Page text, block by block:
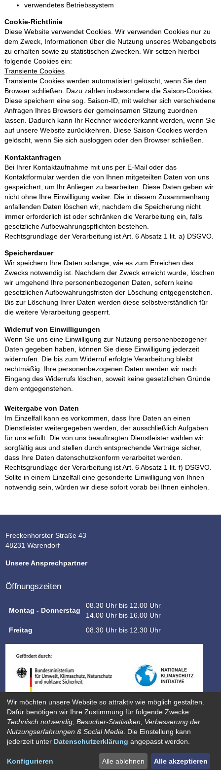
verwendetes Betriebssystem
Cookie‐Richtlinie
Diese Website verwendet Cookies. Wir verwenden Cookies nur zu
dem Zweck, Informationen über die Nutzung unseres Webangebots
zu erhalten sowie zu statistischen Zwecken. Wir setzen hierbei
folgende Cookies ein:
Transiente Cookies
Transiente Cookies werden automatisiert gelöscht, wenn Sie den
Browser schließen. Dazu zählen insbesondere die Saison‐Cookies.
Diese speichern eine sog. Saison‐ID, mit welcher sich verschiedene
Anfragen Ihres Browsers der gemeinsamen Sitzung zuordnen
lassen. Dadurch kann Ihr Rechner wiedererkannt werden, wenn Sie
auf unsere Website zurückkehren. Diese Saison‐Cookies werden
gelöscht, wenn Sie sich ausloggen oder den Browser schließen.
Kontaktanfragen
Bei Ihrer Kontaktaufnahme mit uns per E‐Mail oder das
Kontaktformular werden die von Ihnen mitgeteilten Daten von uns
gespeichert, um Ihr Anliegen zu bearbeiten. Diese Daten geben wir
nicht ohne Ihre Einwilligung weiter. Die in diesem Zusammenhang
anfallenden Daten löschen wir, nachdem die Speicherung nicht
immer erforderlich ist oder schränken die Verarbeitung ein, falls
gesetzliche Aufbewahrungspflichten bestehen.
Rechtsgrundlage der Verarbeitung ist Art. 6 Absatz 1 lit. a) DSGVO.
Speicherdauer
Wir speichern Ihre Daten solange, wie es zum Erreichen des
Zwecks notwendig ist. Nachdem der Zweck erreicht wurde, löschen
wir umgehend Ihre personenbezogenen Daten, sofern keine
gesetzlichen Aufbewahrungsfristen der Löschung entgegenstehen.
Bis zur Löschung Ihrer Daten werden diese selbstverständlich für
die weitere Verarbeitung gesperrt.
Widerruf von Einwilligungen
Wenn Sie uns eine Einwilligung zur Nutzung personenbezogener
Daten gegeben haben, können Sie diese Einwilligung jederzeit
widerrufen. Die bis zum Widerruf erfolgte Verarbeitung bleibt
rechtmäßig. Ihre personenbezogenen Daten werden wir nach
Eingang des Widerrufs löschen, soweit keine gesetzlichen Gründe
dem entgegenstehen.
Weitergabe von Daten
Im Einzelfall kann es vorkommen, dass Ihre Daten an einen
Dienstleister weitergegeben werden, der ausschließlich Aufgaben
für uns erfüllt. Die von uns beauftragten Dienstleister wählen wir
sorgfältig aus und stellen durch entsprechende Verträge sicher,
dass Ihre Daten datenschutzkonform verarbeitet werden.
Rechtsgrundlage der Verarbeitung ist Art. 6 Absatz 1 lit. f) DSGVO.
Sollte in einem Einzelfall eine gesonderte Einwilligung von Ihnen
notwendig sein, würden wir diese sofort vorab bei Ihnen einholen.
Freckenhorster Straße 43
48231 Warendorf
Unsere Ansprechpartner
Öffnungszeiten
Montag - Donnerstag
08.30 Uhr bis 12.00 Uhr
14.00 Uhr bis 16.00 Uhr
Freitag
08.30 Uhr bis 12.30 Uhr
© Abwasserbetriebe Warendorf 2024
Wir möchten unsere Website so attraktiv wie möglich gestalten.
Dafür benötigen wir Ihre Zustimmung für folgende Zwecke:
Technisch notwendig, Besucher-Statistiken, Verbesserung der
Nutzungserfahrungen & Social Media . Die Einstellung kann
jederzeit unter Datenschutzerklärung angepasst werden.
Konfigurieren Alle ablehnen Alle akzeptieren